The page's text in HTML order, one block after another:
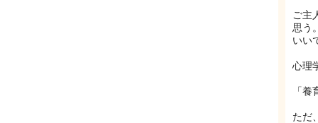
ご主
思う
いい
心理
「
ただ